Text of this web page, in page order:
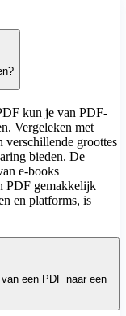
kun je van PDF-
Vergeleken met
verschillende groottes
bieden. De
e-books
PDF gemakkelijk
en platforms, is
een PDF naar een